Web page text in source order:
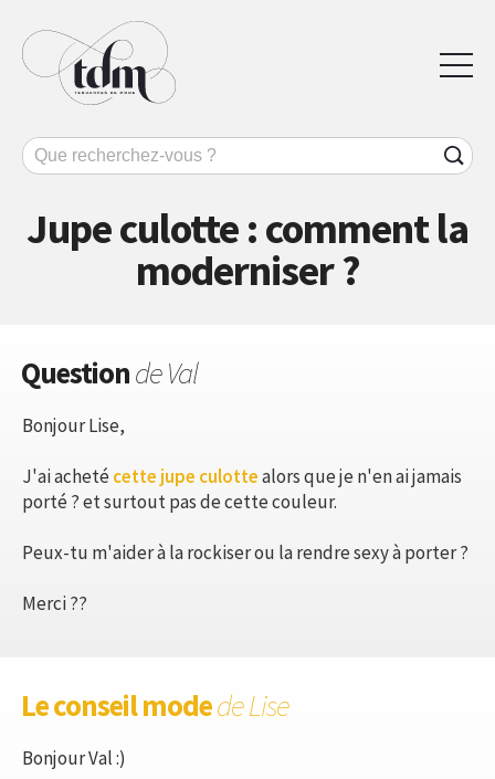
Jupe culotte : comment la
moderniser ?
Questionde Val
Bonjour Lise,
J'ai achetécette jupe culottealors que je n'en ai jamais
porté ? et surtout pas de cette couleur.
Peux-tu m'aider à la rockiser ou la rendre sexy à porter ?
Merci ??
Le conseil modede Lise
Bonjour Val :)